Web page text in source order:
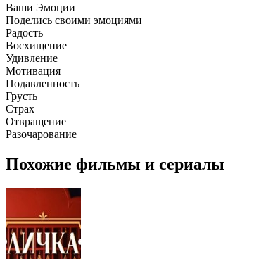
Ваши Эмоции
Поделись своими эмоциями
Радость
Восхищение
Удивление
Мотивация
Подавленность
Грусть
Страх
Отвращение
Разочарование
Похожие фильмы и сериалы